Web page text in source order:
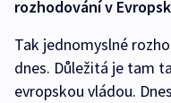
rozhodování v
Tak jednomyslné
dnes. Důležitá je tam
evropskou vládou.